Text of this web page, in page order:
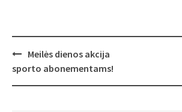
Post
navigation
Meilės dienos akcija
sporto abonementams!